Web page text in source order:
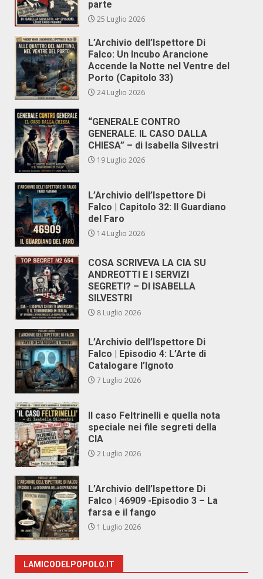
parte
25 Luglio 2026
L’Archivio dell’Ispettore Di
Falco: Un Incubo Arancione
Accende la Notte nel Ventre del
Porto (Capitolo 33)
24 Luglio 2026
“GENERALE CONTRO
GENERALE. IL CASO DALLA
CHIESA” – di Isabella Silvestri
19 Luglio 2026
L’Archivio dell’Ispettore Di
Falco | Capitolo 32: Il Guardiano
del Faro
14 Luglio 2026
COSA SCRIVEVA LA CIA SU
ANDREOTTI E I SERVIZI
SEGRETI? – DI ISABELLA
SILVESTRI
8 Luglio 2026
L’Archivio dell’Ispettore Di
Falco | Episodio 4: L’Arte di
Catalogare l’Ignoto
7 Luglio 2026
Il caso Feltrinelli e quella nota
speciale nei file segreti della
CIA
2 Luglio 2026
L’Archivio dell’Ispettore Di
Falco | 46909 -Episodio 3 – La
farsa e il fango
1 Luglio 2026
LAMICODELPOPOLO.IT